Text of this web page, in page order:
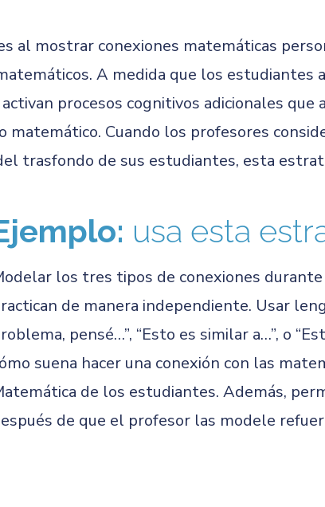
al mostrar conexiones matemáticas
A medida que los
procesos cognitivos adicionales
matemático. Cuando los profesores
trasfondo de sus estudiantes, esta
usa esta
los tres tipos de conexiones
de manera independiente. Usar
pensé…”, “Esto es similar a…”, o
suena hacer una conexión con las
de los estudiantes. Además,
de que el profesor las modele